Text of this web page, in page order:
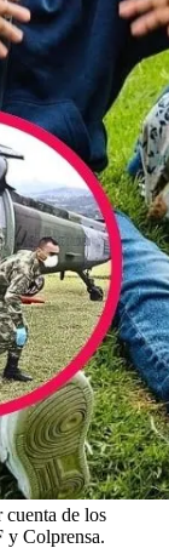
de los
Colprensa.